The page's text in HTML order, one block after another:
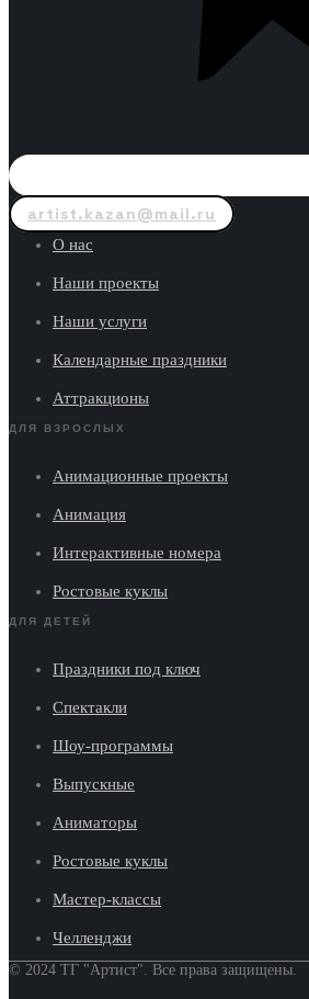
artist.kazan@mail.ru
О нас
Наши проекты
Наши услуги
Календарные праздники
Аттракционы
ДЛЯ ВЗРОСЛЫХ
Анимационные проекты
Анимация
Интерактивные номера
Ростовые куклы
ДЛЯ ДЕТЕЙ
Праздники под ключ
Спектакли
Шоу-программы
Выпускные
Аниматоры
Ростовые куклы
Мастер-классы
Челленджи
© 2024 ТГ "Артист". Все права защищены.